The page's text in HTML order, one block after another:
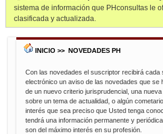
sistema de información que PHconsultas le
clasificada y actualizada.
INICIO >> NOVEDADES PH
Con las novedades el suscriptor recibirá cada
electrónico un aviso de las novedades que se
de un nuevo criterio jurisprudencial, una
sobre un tema de actualidad, o algún
interés que sea preciso que Usted tenga
tendrá una información permanente y
son del máximo interés en su profesión.